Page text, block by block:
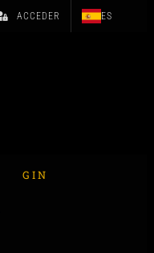
ACCEDER ES
GIN